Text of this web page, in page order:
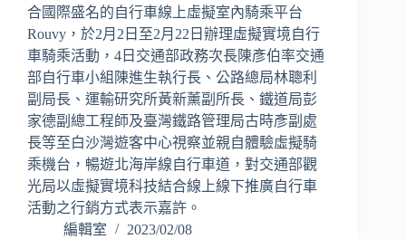
合國際盛名的自行車線上虛擬室內騎乘平台
Rouvy，於2月2日至2月22日辦理虛擬實境自行
車騎乘活動，4日交通部政務次長陳彥伯率交通
部自行車小組陳進生執行長、公路總局林聰利
副局長、運輸研究所黃新薰副所長、鐵道局彭
家德副總工程師及臺灣鐵路管理局古時彥副處
長等至白沙灣遊客中心視察並親自體驗虛擬騎
乘機台，暢遊北海岸線自行車道，對交通部觀
光局以虛擬實境科技結合線上線下推廣自行車
活動之行銷方式表示嘉許。
編輯室
2023/02/08